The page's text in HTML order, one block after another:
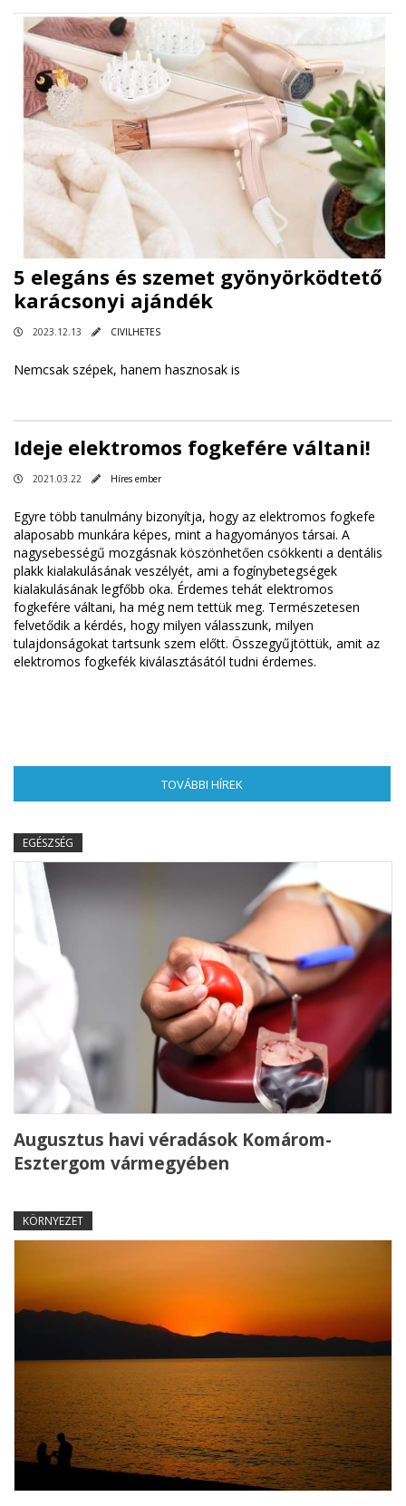
5 elegáns és szemet gyönyörködtető
karácsonyi ajándék
2023.12.13 CIVILHETES
Nemcsak szépek, hanem hasznosak is
Ideje elektromos fogkefére váltani!
2021.03.22 Híres ember
Egyre több tanulmány bizonyítja, hogy az elektromos fogkefe
alaposabb munkára képes, mint a hagyományos társai. A
nagysebességű mozgásnak köszönhetően csökkenti a dentális
plakk kialakulásának veszélyét, ami a fogínybetegségek
kialakulásának legfőbb oka. Érdemes tehát elektromos
fogkefére váltani, ha még nem tettük meg. Természetesen
felvetődik a kérdés, hogy milyen válasszunk, milyen
tulajdonságokat tartsunk szem előtt. Összegyűjtöttük, amit az
elektromos fogkefék kiválasztásától tudni érdemes.
TOVÁBBI HÍREK
EGÉSZSÉG
Augusztus havi véradások Komárom-
Esztergom vármegyében
KÖRNYEZET